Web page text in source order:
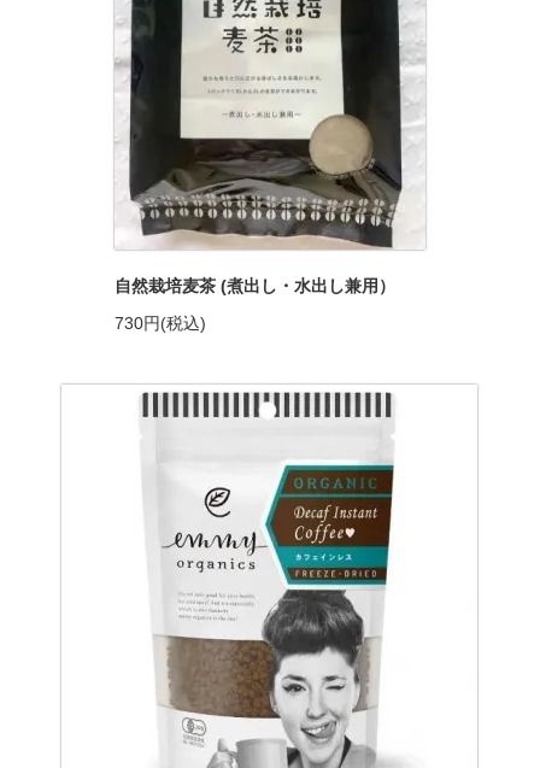
自然栽培麦茶 (煮出し・水出し兼用）
730円(税込)